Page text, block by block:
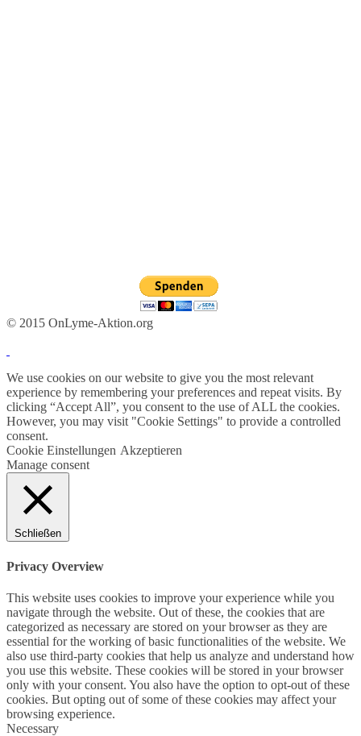
© 2015 OnLyme-Aktion.org
We use cookies on our website to give you the most relevant
experience by remembering your preferences and repeat visits. By
clicking “Accept All”, you consent to the use of ALL the cookies.
However, you may visit "Cookie Settings" to provide a controlled
consent.
Cookie Einstellungen Akzeptieren
Manage consent
Schließen
Privacy Overview
This website uses cookies to improve your experience while you
navigate through the website. Out of these, the cookies that are
categorized as necessary are stored on your browser as they are
essential for the working of basic functionalities of the website. We
also use third-party cookies that help us analyze and understand how
you use this website. These cookies will be stored in your browser
only with your consent. You also have the option to opt-out of these
cookies. But opting out of some of these cookies may affect your
browsing experience.
Necessary